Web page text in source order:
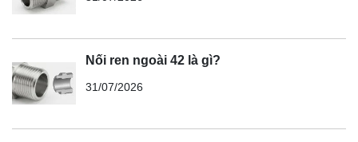
Nối ren ngoài 42 là gì?
31/07/2026